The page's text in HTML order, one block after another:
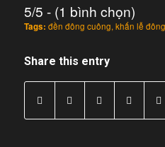
5/5 - (1 bình chọn)
Tags: đền đông cuông, khấn lễ
Share this entry